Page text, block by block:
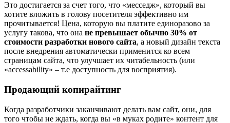
Это достигается за счет того, что «месседж», который вы
хотите вложить в голову посетителя эффективно им
прочитывается! Цена, которую вы платите единоразово за
услугу такова, что она не превышает обычно 30% от
стоимости разработки нового сайта, а новый дизайн текста
после внедрения автоматически применится ко всем
страницам сайта, что улучшает их читабельность (или
«accessability» – т.е доступность для восприятия).
Продающий копирайтинг
Когда разработчики заканчивают делать вам сайт, они, для
того чтобы не ждать, когда вы «в муках родите» контент для